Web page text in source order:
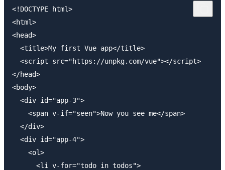
<!DOCTYPE html>
<html>
<head>
  <title>My first Vue app</title>
  <script src="https://unpkg.com/vue"></script>
</head>
<body>
  <div id="app-3">
    <span v-if="seen">Now you see me</span>
  </div>
  <div id="app-4">
    <ol>
      <li v-for="todo in todos">